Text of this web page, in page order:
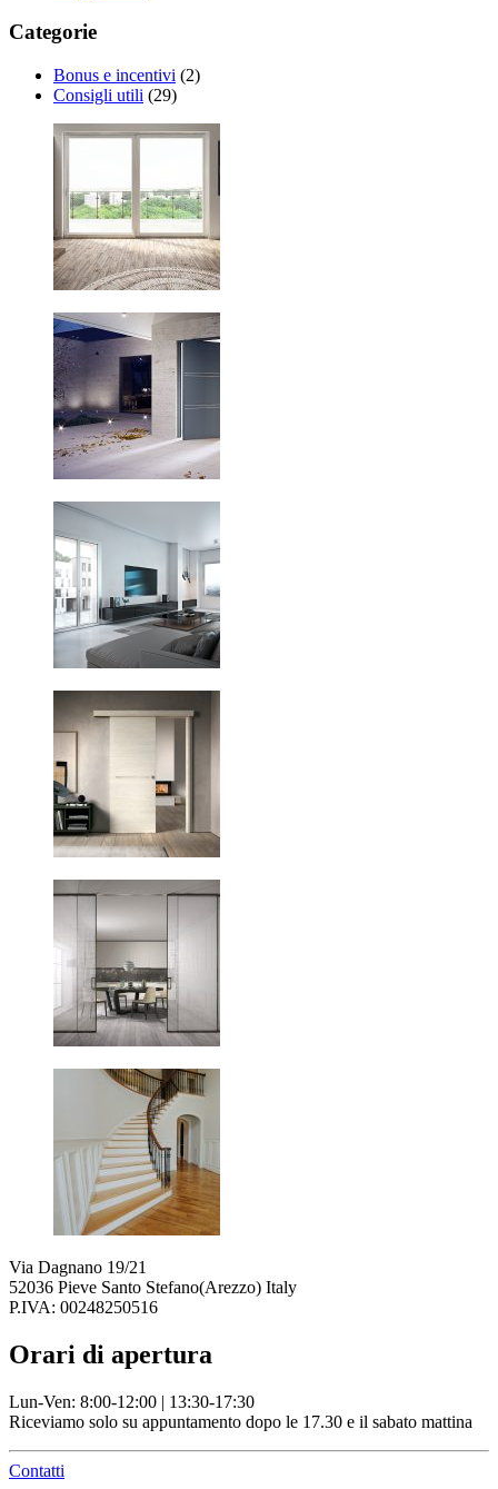
Categorie
Bonus e incentivi (2)
Consigli utili (29)
Via Dagnano 19/21
52036 Pieve Santo Stefano(Arezzo) Italy
P.IVA: 00248250516
Orari di apertura
Lun-Ven: 8:00-12:00 | 13:30-17:30
Riceviamo solo su appuntamento dopo le 17.30 e il sabato mattina
Contatti